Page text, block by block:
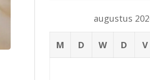
augustus
M D W D V